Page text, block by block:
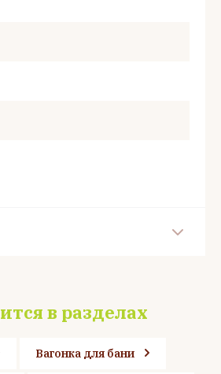
в разделах
Вагонка для бани